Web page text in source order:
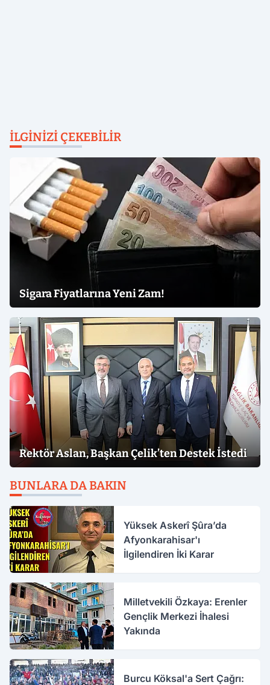
İLGINIZI ÇEKEBILIR
Sigara Fiyatlarına Yeni Zam!
Rektör Aslan, Başkan Çelik’ten Destek İstedi
BUNLARA DA BAKIN
Yüksek Askerî Şûra’da
Afyonkarahisar'ı
İlgilendiren İki Karar
Milletvekili Özkaya: Erenler
Gençlik Merkezi İhalesi
Yakında
Burcu Köksal'a Sert Çağrı: